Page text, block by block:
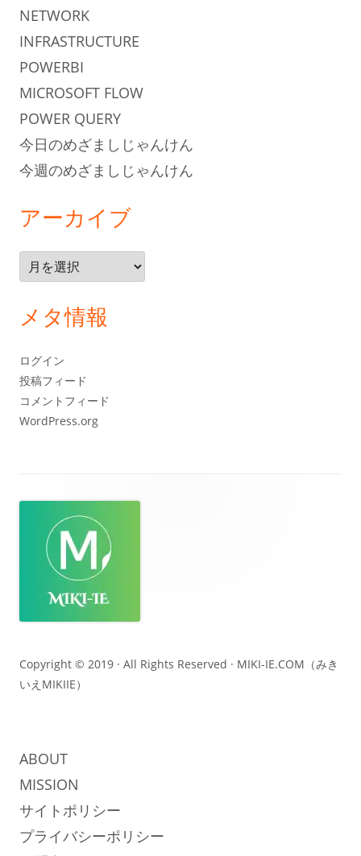
NETWORK
INFRASTRUCTURE
POWERBI
MICROSOFT FLOW
POWER QUERY
今日のめざましじゃんけん
今週のめざましじゃんけん
アーカイブ
ー
イ
メタ情報
ログイン
投稿フィード
コメントフィード
WordPress.org
テ
ン
Copyright © 2019 · All Rights Reserved · MIKI-IE.COM（みき
いえMIKIIE）
ABOUT
MISSION
サイトポリシー
プライバシーポリシー